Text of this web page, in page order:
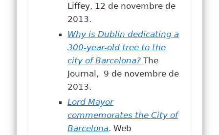
Liffey, 12 de novembre de
2013.
Why is Dublin dedicating a
300-year-old tree to the
city of Barcelona?The
Journal, 9 de novembre de
2013.
Lord Mayor
commemorates the City of
Barcelona. Web